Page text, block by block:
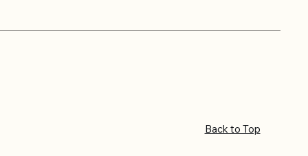
Back to Top